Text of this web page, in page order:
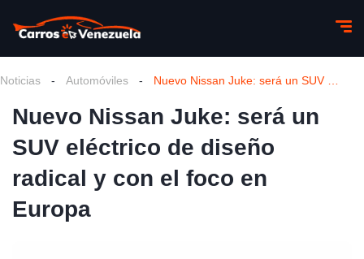
Noticias - Automóviles -
Nuevo Nissan Juke: será un
SUV eléctrico de diseño
radical y con el foco en
Europa